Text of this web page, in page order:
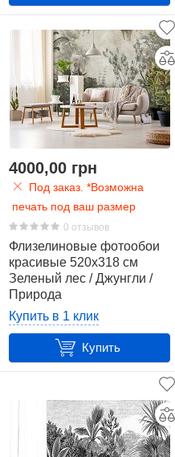
1
5
4
4000,00 грн
Под заказ. *Возможна
печать под ваш размер
0 отзывов
Флизелиновые фотообои
красивые 520x318 см
Зеленый лес / Джунгли /
Природа
(14526VEXXXXXL)+клей
Купить в 1 клик
Купить